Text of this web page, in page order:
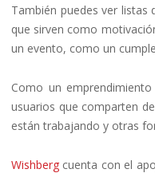
También puedes ver
que sirven como
un evento, como un
Como un
usuarios que comparten
están trabajando y otras
Wishberg cuenta con el